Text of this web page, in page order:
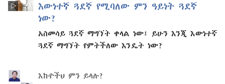
እውነተኛ ጓደኛ የሚባለው ምን ዓይነት ጓደኛ
ነው?
አስመሳይ ጓደኛ ማግኘት ቀላል ነው፤ ይሁን እንጂ እውነተኛ
ጓደኛ ማግኘት የምትችለው እንዴት ነው?
እኩዮችህ ምን ይላሉ?